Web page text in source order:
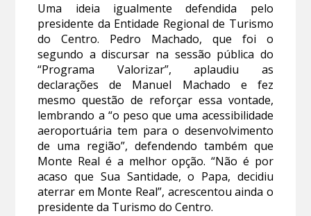
Uma ideia igualmente defendida pelo
presidente da Entidade Regional de Turismo
do Centro. Pedro Machado, que foi o
segundo a discursar na sessão pública do
“Programa Valorizar”, aplaudiu as
declarações de Manuel Machado e fez
mesmo questão de reforçar essa vontade,
lembrando a “o peso que uma acessibilidade
aeroportuária tem para o desenvolvimento
de uma região”, defendendo também que
Monte Real é a melhor opção. “Não é por
acaso que Sua Santidade, o Papa, decidiu
aterrar em Monte Real”, acrescentou ainda o
presidente da Turismo do Centro.